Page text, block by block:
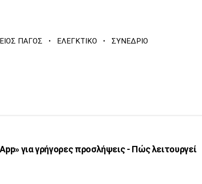
ΠΑΓΟΣ · ΕΛΕΓΚΤΙΚΟ · ΣΥΝΕΔΡΙΟ
για γρήγορες προσλήψεις - Πώς λειτουργεί